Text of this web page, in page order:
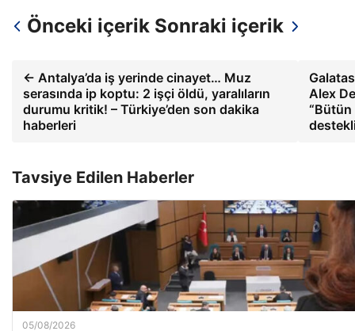
Önceki içerik Sonraki içerik
← Antalya’da iş yerinde cinayet… Muz
serasında ip koptu: 2 işçi öldü, yaralıların
durumu kritik! – Türkiye’den son dakika
haberleri
Alex
“Bütün
Tavsiye Edilen Haberler
05/08/2026